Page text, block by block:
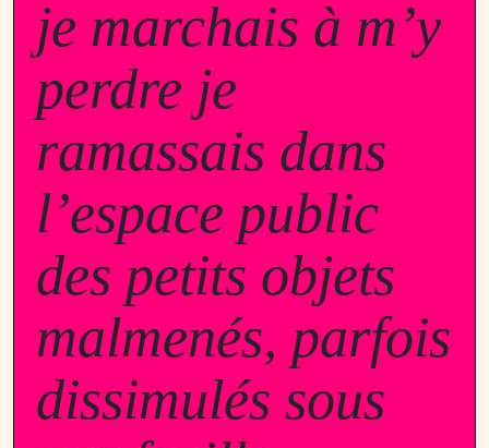
je marchais à m’y
perdre je
ramassais dans
l’espace public
des petits objets
malmenés, parfois
dissimulés sous